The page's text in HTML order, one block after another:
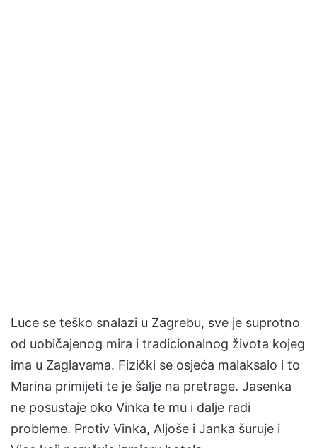
Luce se teško snalazi u Zagrebu, sve je suprotno
od uobičajenog mira i tradicionalnog života kojeg
ima u Zaglavama. Fizički se osjeća malaksalo i to
Marina primijeti te je šalje na pretrage. Jasenka
ne posustaje oko Vinka te mu i dalje radi
probleme. Protiv Vinka, Aljoše i Janka šuruje i